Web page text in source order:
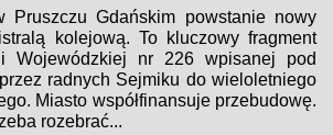
Pruszczu Gdańskim powstanie nowy
kolejową. To kluczowy fragment
Wojewódzkiej nr 226 wpisanej pod
radnych Sejmiku do wieloletniego
Miasto współfinansuje przebudowę.
rozebrać...